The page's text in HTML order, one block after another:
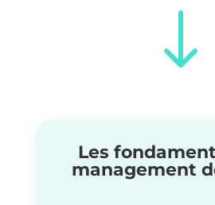
"
Les
management